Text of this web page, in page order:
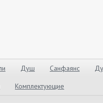
Душ Санфаянс
Комплектующие